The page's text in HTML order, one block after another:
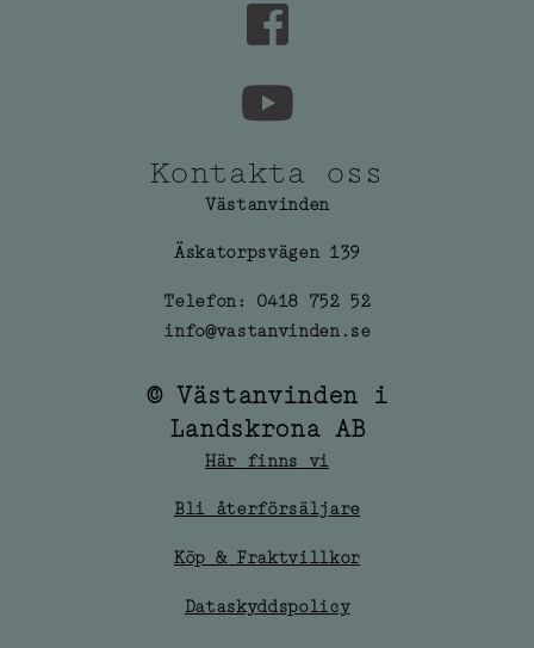
Kontakta oss
Västanvinden
Äskatorpsvägen 139
Telefon: 0418 752 52
info@vastanvinden.se
© Västanvinden i
Landskrona AB
Här finns vi
Bli återförsäljare
Köp & Fraktvillkor
Dataskyddspolicy